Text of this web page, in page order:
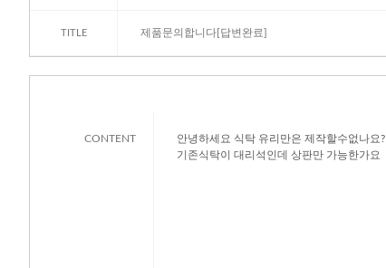
TITLE 제품문의합니다[답변완료]
CONTENT
안녕하세요 식탁 유리만은 제작할수없나요?
기존식탁이 대리석인데 상판만 가능한가요